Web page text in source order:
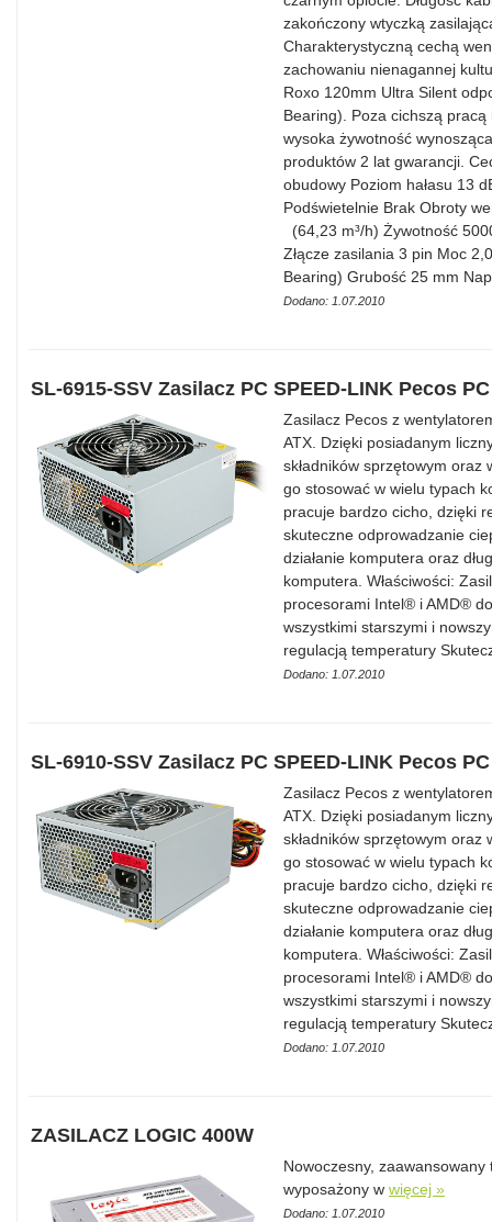
zakończony wtyczką
Charakterystyczną cechą
zachowaniu nienagannej
Roxo 120mm Ultra Silent
Bearing). Poza cichszą
wysoka żywotność
produktów 2 lat gwarancji.
obudowy Poziom hałasu 13
Podświetelnie Brak Obroty
(64,23 m³/h) Żywotność
Złącze zasilania 3 pin Moc
Bearing) Grubość 25 mm
Dodano: 1.07.2010
SL-6915-SSV Zasilacz PC SPEED-LINK Pecos
Zasilacz Pecos z
ATX. Dzięki posiadanym
składników sprzętowym
go stosować w wielu typach
pracuje bardzo cicho, dzięki
skuteczne odprowadzanie
działanie komputera oraz
komputera. Właściwości:
procesorami Intel® i AMD®
wszystkimi starszymi i
regulacją temperatury
Dodano: 1.07.2010
SL-6910-SSV Zasilacz PC SPEED-LINK Pecos
Zasilacz Pecos z
ATX. Dzięki posiadanym
składników sprzętowym
go stosować w wielu typach
pracuje bardzo cicho, dzięki
skuteczne odprowadzanie
działanie komputera oraz
komputera. Właściwości:
procesorami Intel® i AMD®
wszystkimi starszymi i
regulacją temperatury
Dodano: 1.07.2010
ZASILACZ LOGIC 400W
Nowoczesny,
wyposażony w więcej »
Dodano: 1.07.2010